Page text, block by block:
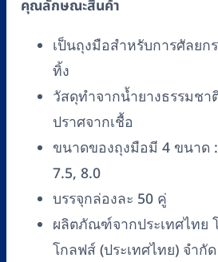
ยี่ห้อ
ตรัง
โกลฟส์
(SRITRANG
GLOVES)
#6.0,
6.5,
7.0,
7.5,
คุณลักษณะสินค้า
เป็นถุงมือสำหรับการศัลยก
ทิ้ง
วัสดุทำจากน้ำยางธรรมช
ปราศจากเชื้อ
ขนาดของถุงมือมี 4 ขนาด :
7.5, 8.0
บรรจุกล่องละ 50 คู่
ผลิตภัณฑ์จากประเทศไทย
โกลฟส์ (ประเทศไทย) จำกั